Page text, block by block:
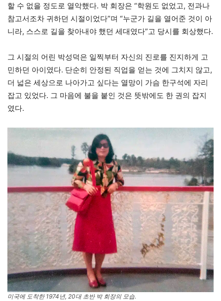
할 수 없을 정도로 열악했다. 박 회장은 “학원도 없었고, 전과나
참고서조차 귀하던 시절이었다”며 “누군가 길을 열어준 것이 아
니라, 스스로 길을 찾아내야 했던 세대였다”고 당시를 회상했다.
그 시절의 어린 박성덕은 일찍부터 자신의 진로를 진지하게 고
민하던 아이였다. 단순히 안정된 직업을 얻는 것에 그치지 않고,
더 넓은 세상으로 나아가고 싶다는 열망이 가슴 한구석에 자리
잡고 있었다. 그 마음에 불을 붙인 것은 뜻밖에도 한 권의 잡지
였다.
미국에 도착한 1974년, 20대 초반 박 회장의 모습.